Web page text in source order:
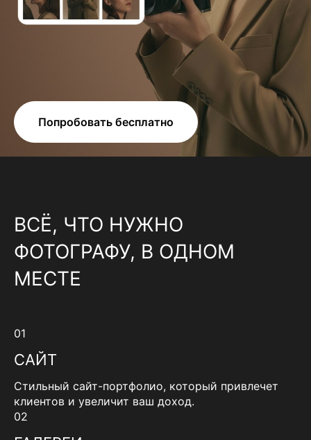
Попробовать бесплатно
ВСЁ, ЧТО НУЖНО
ФОТОГРАФУ, В ОДНОМ
МЕСТЕ
01
САЙТ
Стильный сайт-портфолио, который привлечет
клиентов и увеличит ваш доход.
02